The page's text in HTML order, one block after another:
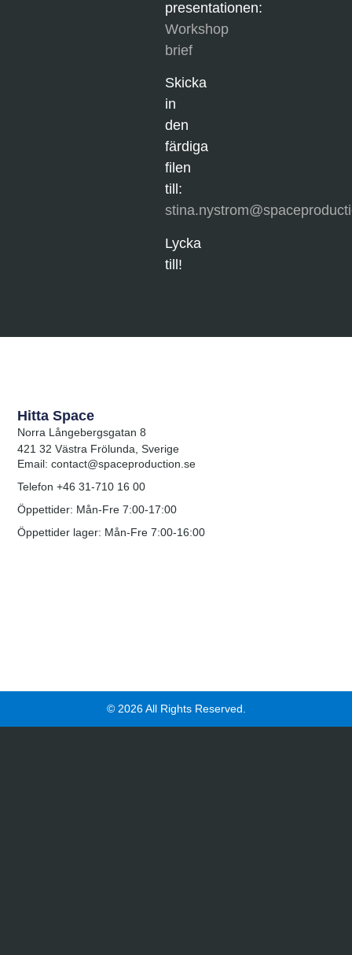
presentationen:
Workshop
brief
Skicka
in
den
färdiga
filen
till:
Lycka
till!
Hitta Space
Norra Långebergsgatan 8
421 32 Västra Frölunda, Sverige
Email: contact@spaceproduction.se
Telefon +46 31-710 16 00
Öppettider: Mån-Fre 7:00-17:00
Öppettider lager: Mån-Fre 7:00-16:00
© 2026 All Rights Reserved.